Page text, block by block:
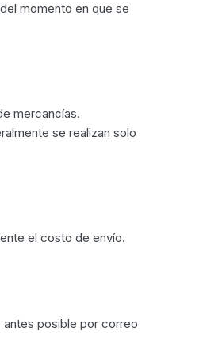
momento en que se
mercancías.
se realizan solo
el costo de envío.
posible por correo